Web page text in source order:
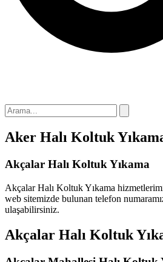
panel
panel
panel
panel
panel
panel
Aker Halı Koltuk
Akçalar Halı Koltuk Yıkama
Akçalar Halı Koltuk Yıkama
web sitemizde bulunan telefon
ulaşabilirsiniz.
Akçalar Halı Koltuk